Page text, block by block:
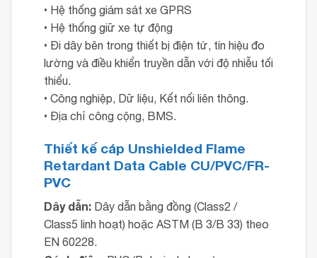
• Hệ thống giám sát xe GPRS
• Hệ thống giữ xe tự động
• Đi dây bên trong thiết bị điện tử, tín hiệu đo
lường và điều khiển truyền dẫn với độ nhiễu tối
thiểu.
• Công nghiệp, Dữ liệu, Kết nối liên thông.
• Địa chỉ công cộng, BMS.
Thiết kế cáp Unshielded Flame
Retardant Data Cable CU/PVC/FR-
PVC
Dây dẫn: Dây dẫn bằng đồng (Class2 /
Class5 linh hoạt) hoặc ASTM (B 3/B 33) theo
EN 60228.